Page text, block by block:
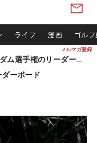
メルマガ登録
ライフ 漫画 ゴル
松山英樹ら出場 ウィンダム選手権のリーダーボード
ーボード